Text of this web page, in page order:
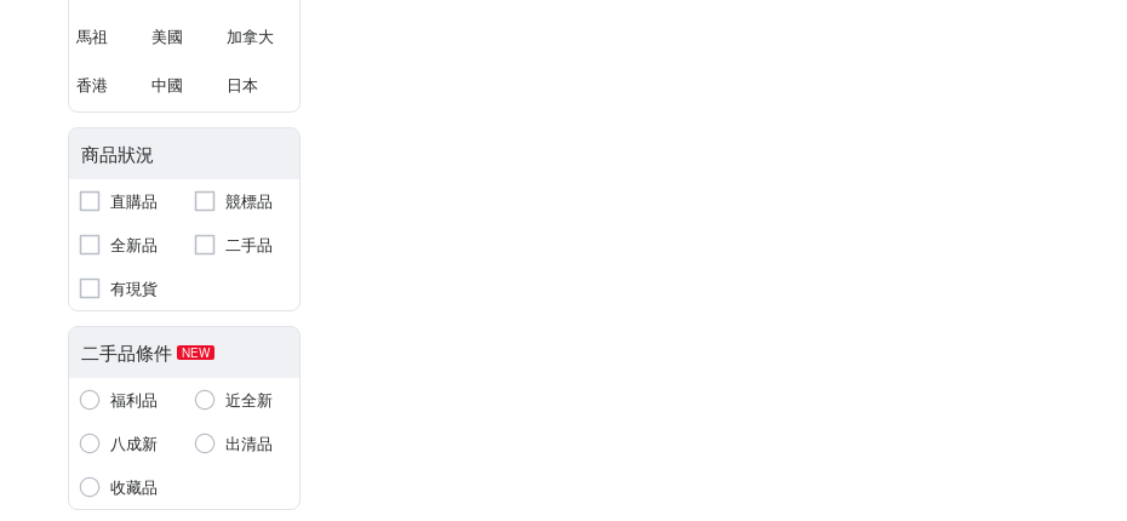
馬祖 美國 加拿大
香港 中國 日本
商品狀況
直購品
競標品
全新品
二手品
有現貨
二手品條件 NEW
福利品
近全新
八成新
出清品
收藏品